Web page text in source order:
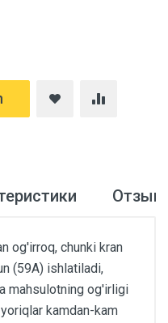
og'irroq, chunki kran
(59A) ishlatiladi,
mahsulotning og'irligi
kamdan-kam